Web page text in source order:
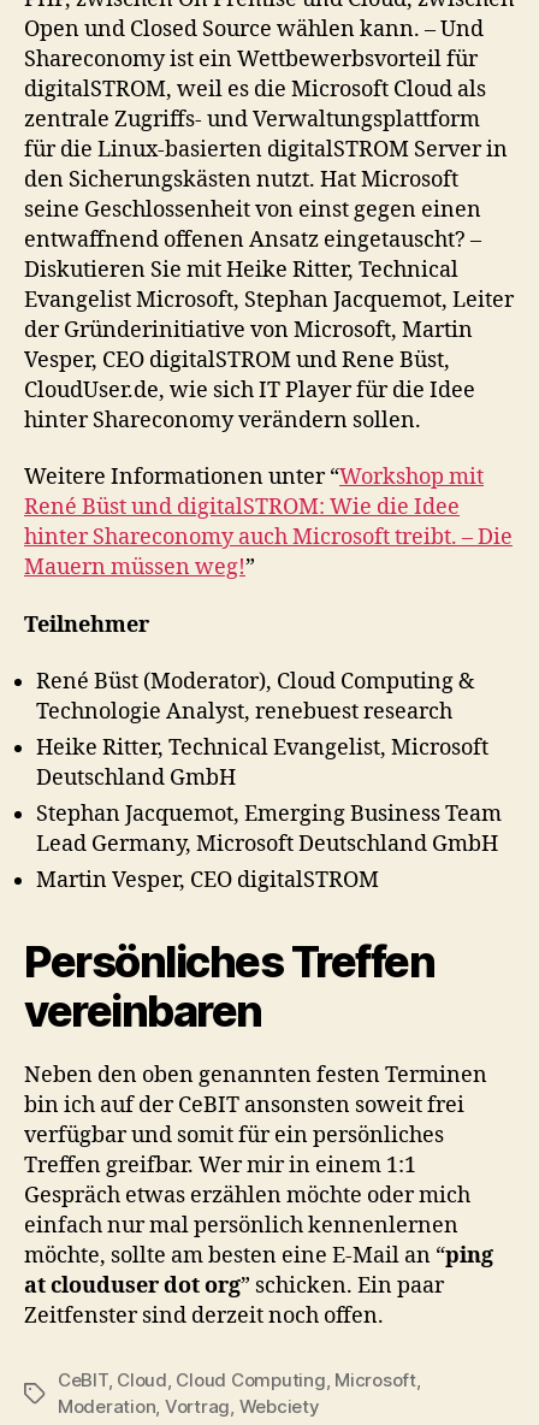
Open und Closed Source wählen kann. – Und
Shareconomy ist ein Wettbewerbsvorteil für
digitalSTROM, weil es die Microsoft Cloud als
zentrale Zugriffs- und Verwaltungsplattform
für die Linux-basierten digitalSTROM Server in
den Sicherungskästen nutzt. Hat Microsoft
seine Geschlossenheit von einst gegen einen
entwaffnend offenen Ansatz eingetauscht? –
Diskutieren Sie mit Heike Ritter, Technical
Evangelist Microsoft, Stephan Jacquemot, Leiter
der Gründerinitiative von Microsoft, Martin
Vesper, CEO digitalSTROM und Rene Büst,
CloudUser.de, wie sich IT Player für die Idee
hinter Shareconomy verändern sollen.
Weitere Informationen unter “Workshop mit
René Büst und digitalSTROM: Wie die Idee
hinter Shareconomy auch Microsoft treibt. – Die
Mauern müssen weg!”
Teilnehmer
René Büst (Moderator), Cloud Computing &
Technologie Analyst, renebuest research
Heike Ritter, Technical Evangelist, Microsoft
Deutschland GmbH
Stephan Jacquemot, Emerging Business Team
Lead Germany, Microsoft Deutschland GmbH
Martin Vesper, CEO digitalSTROM
Persönliches Treffen
vereinbaren
Neben den oben genannten festen Terminen
bin ich auf der CeBIT ansonsten soweit frei
verfügbar und somit für ein persönliches
Treffen greifbar. Wer mir in einem 1:1
Gespräch etwas erzählen möchte oder mich
einfach nur mal persönlich kennenlernen
möchte, sollte am besten eine E-Mail an “ping
at clouduser dot org” schicken. Ein paar
Zeitfenster sind derzeit noch offen.
Tags
CeBIT, Cloud, Cloud Computing, Microsoft,
Moderation, Vortrag, Webciety